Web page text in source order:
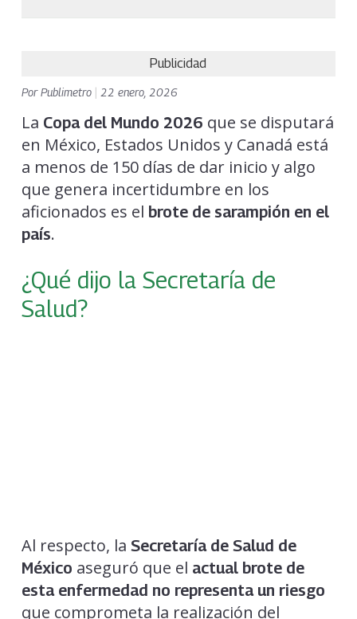
Publicidad
PorPublimetro 22 enero, 2026
La Copa del Mundo 2026 que se disputará
en México, Estados Unidos y Canadá está
a menos de 150 días de dar inicio y algo
que genera incertidumbre en los
aficionados es el brote de sarampión en el
país.
¿Qué dijo la Secretaría de
Salud?
Al respecto, la Secretaría de Salud de
México aseguró que el actual brote de
esta enfermedad no representa un riesgo
que comprometa la realización del